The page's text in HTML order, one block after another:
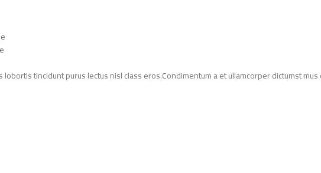
tincidunt purus lectus nisl class eros.Condimentum a et ullamcorper dictumst